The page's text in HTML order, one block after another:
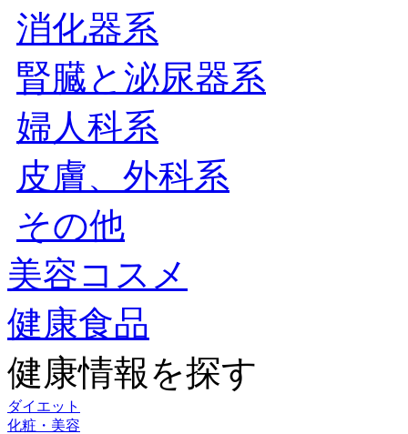
消化器系
腎臓と泌尿器系
婦人科系
皮膚、外科系
その他
美容コスメ
健康食品
健康情報を探す
ダイエット
化粧・美容